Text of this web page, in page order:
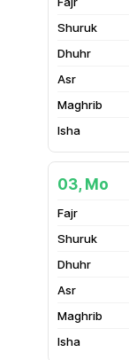
03, Mo